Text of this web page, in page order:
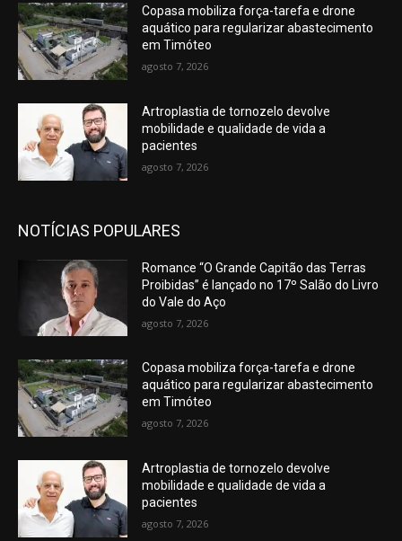
Copasa mobiliza força-tarefa e drone
aquático para regularizar abastecimento
em Timóteo
agosto 7, 2026
Artroplastia de tornozelo devolve
mobilidade e qualidade de vida a
pacientes
agosto 7, 2026
NOTÍCIAS POPULARES
Romance “O Grande Capitão das Terras
Proibidas” é lançado no 17º Salão do Livro
do Vale do Aço
agosto 7, 2026
Copasa mobiliza força-tarefa e drone
aquático para regularizar abastecimento
em Timóteo
agosto 7, 2026
Artroplastia de tornozelo devolve
mobilidade e qualidade de vida a
pacientes
agosto 7, 2026